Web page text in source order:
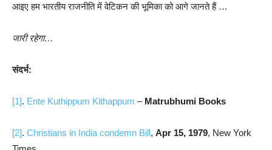
आइए हम भारतीय राजनीति में वेटिकन की भूमिका को आगे जानते हैं …
जारी रहेगा…
संदर्भ:
[1]. Ente Kuthippum Kithappum – Matrubhumi Books
[2]. Christians in India condemn Bill, Apr 15, 1979, New York